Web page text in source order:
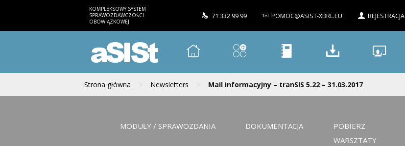
KOMPLEKSOWY SYSTEM
SPRAWOZDAWCZOŚCI
OBOWIĄZKOWEJ
71 332 99 99 POMOC@ASIST-XBRL.EU REJESTRACJA
aSISt
Strona główna > Newsletters > Mail informacyjny – tranSIS 5.22 – 31.03.2017
MODUŁY / SPRAWOZDANIA DOKUMENTACJA
POBIERZ
WARSZTATY